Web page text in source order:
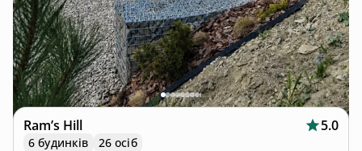
Ram’s Hill 5.0
6 будинків
26 осіб